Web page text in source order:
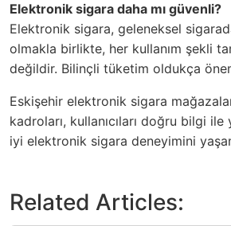
Elektronik sigara daha mı güvenli?
Elektronik sigara, geleneksel
olmakla birlikte, her kullanım şekli
değildir. Bilinçli tüketim oldukça
Eskişehir elektronik sigara
kadroları, kullanıcıları doğru bilgi
iyi elektronik sigara deneyimini
Related Articles: